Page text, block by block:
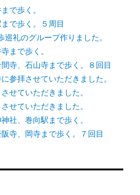
で歩く。
で歩く。５周目
巡礼のグループ作りました。
まで歩く。
間寺、石山寺まで歩く。８回目
参拝させていただきました。
せていただきました。
せていただきました。
社、巻向駅まで歩く。
寺、岡寺まで歩く。７回目